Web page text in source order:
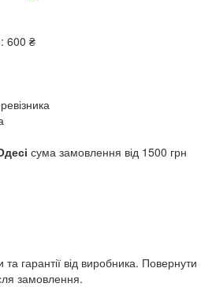
600 ₴
сума замовлення від 1500 грн
гарантії від виробника. Повернути
замовлення.